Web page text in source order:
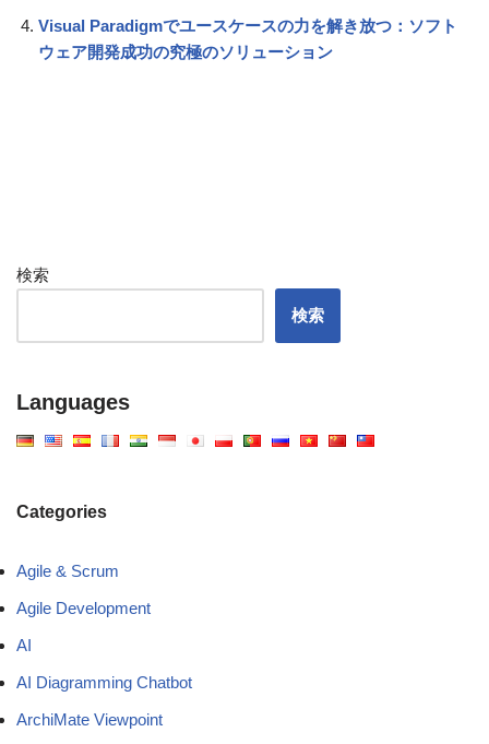
Visual Paradigmでユースケースの力を解き放つ：ソフト
ウェア開発成功の究極のソリューション
検索
検索
Languages
Categories
Agile & Scrum
Agile Development
AI
AI Diagramming Chatbot
ArchiMate Viewpoint